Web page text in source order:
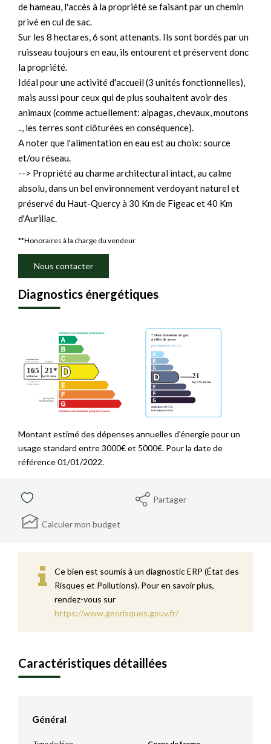
de hameau, l'accès à la propriété se faisant par un chemin
privé en cul de sac.
Sur les 8 hectares, 6 sont attenants. Ils sont bordés par un
ruisseau toujours en eau, ils entourent et préservent donc
la propriété.
Idéal pour une activité d'accueil (3 unités fonctionnelles),
mais aussi pour ceux qui de plus souhaitent avoir des
animaux (comme actuellement: alpagas, chevaux, moutons
.., les terres sont clôturées en conséquence).
A noter que l'alimentation en eau est au choix: source
et/ou réseau.
--> Propriété au charme architectural intact, au calme
absolu, dans un bel environnement verdoyant naturel et
préservé du Haut-Quercy à 30 Km de Figeac et 40 Km
d'Aurillac.
**Honoraires à la charge du vendeur
Nous contacter
Diagnostics énergétiques
Montant estimé des dépenses annuelles d'énergie pour un
usage standard entre 3000€ et 5000€. Pour la date de
référence 01/01/2022.
Partager
Calculer mon budget
Ce bien est soumis à un diagnostic ERP (État des
Risques et Pollutions). Pour en savoir plus,
rendez-vous sur
https://www.georisques.gouv.fr/
Caractéristiques détaillées
Général